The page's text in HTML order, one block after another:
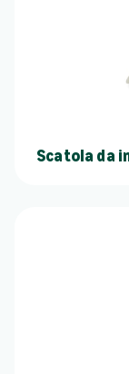
Scatola da